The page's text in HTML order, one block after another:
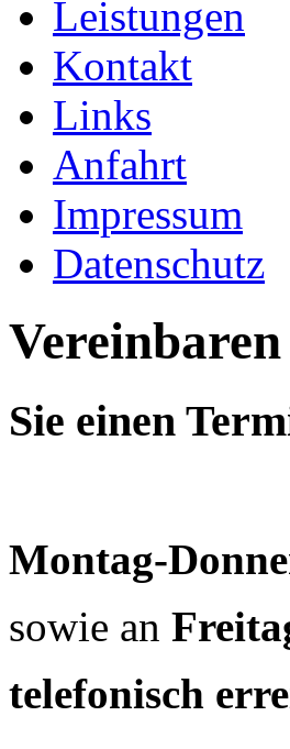
Leistungen
Kontakt
Links
Anfahrt
Impressum
Datenschutz
Vereinbaren
Sie einen
Montag-
sowie an
telefonisch